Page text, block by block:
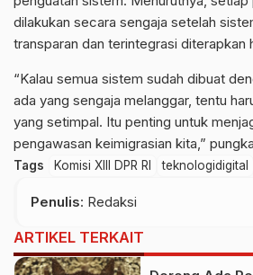
dilakukan secara sengaja setelah
transparan dan terintegrasi diterapkan
“Kalau semua sistem sudah dibuat
ada yang sengaja melanggar, tentu
yang setimpal. Itu penting untuk
pengawasan keimigrasian kita,”
Tags Komisi XIII DPR RI teknologidigital
Penulis: Redaksi
ARTIKEL TERKAIT